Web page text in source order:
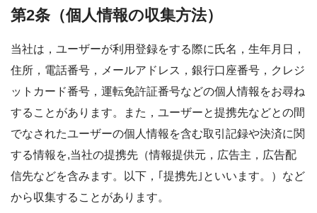
第2条（個人情報の収集方法）
当社は，ユーザーが利用登録をする際に氏名，生年月日，
住所，電話番号，メールアドレス，銀行口座番号，クレジ
ットカード番号，運転免許証番号などの個人情報をお尋ね
することがあります。また，ユーザーと提携先などとの間
でなされたユーザーの個人情報を含む取引記録や決済に関
する情報を,当社の提携先（情報提供元，広告主，広告配
信先などを含みます。以下，｢提携先｣といいます。）など
から収集することがあります。